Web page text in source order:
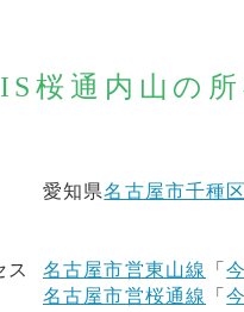
桜通内山の
愛知県名古屋市千種区
ス 名古屋市営東山線 「
名古屋市営桜通線
「